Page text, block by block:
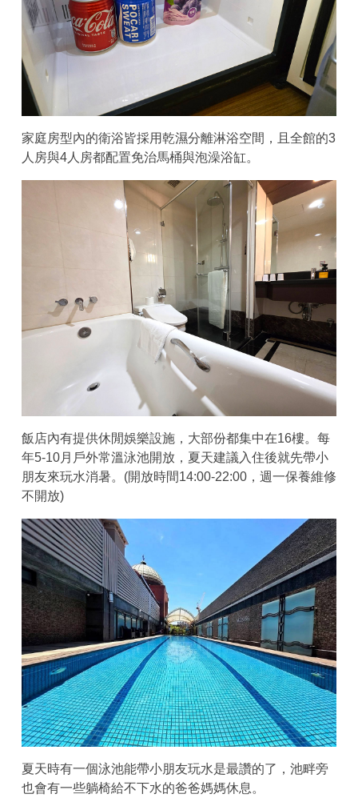
家庭房型內的衛浴皆採用乾濕分離淋浴空間，且全館的3
人房與4人房都配置免治馬桶與泡澡浴缸。
飯店內有提供休閒娛樂設施，大部份都集中在16樓。每
年5-10月戶外常溫泳池開放，夏天建議入住後就先帶小
朋友來玩水消暑。(開放時間14:00-22:00，週一保養維修
不開放)
夏天時有一個泳池能帶小朋友玩水是最讚的了，池畔旁
也會有一些躺椅給不下水的爸爸媽媽休息。